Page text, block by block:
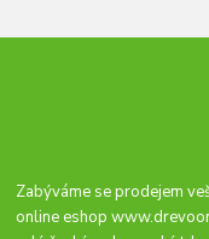
Zabýváme se prodejem
online eshop